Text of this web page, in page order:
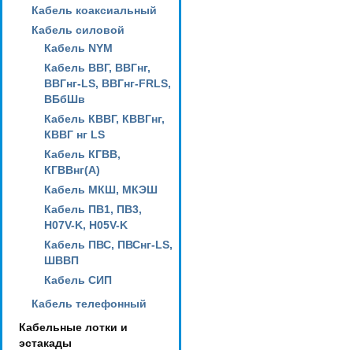
Кабель коаксиальный
Кабель силовой
Кабель NYM
Кабель ВВГ, ВВГнг,
ВВГнг-LS, ВВГнг-FRLS,
ВБбШв
Кабель КВВГ, КВВГнг,
КВВГ нг LS
Кабель КГВВ,
КГВВнг(А)
Кабель МКШ, МКЭШ
Кабель ПВ1, ПВ3,
H07V-K, H05V-K
Кабель ПВС, ПВСнг-LS,
ШВВП
Кабель СИП
Кабель телефонный
Кабельные лотки и
эстакады